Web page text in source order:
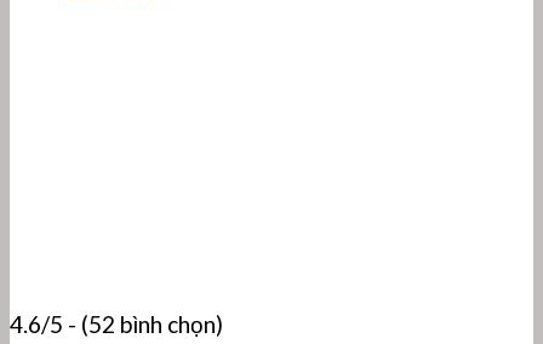
4.6/5 - (52 bình chọn)